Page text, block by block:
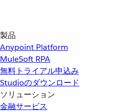
製品
Anypoint Platform
MuleSoft RPA
無料トライアル申込み
Studioのダウンロード
ソリューション
金融サービス